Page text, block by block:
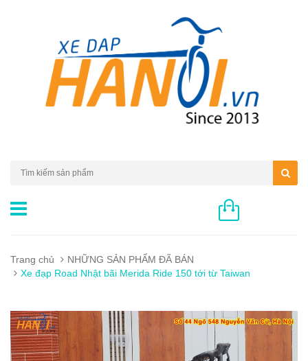
Trang chủ
NHỮNG SẢN PHẨM ĐÃ BÁN
Xe đạp Road Nhật bãi Merida Ride 150 tới từ Taiwan